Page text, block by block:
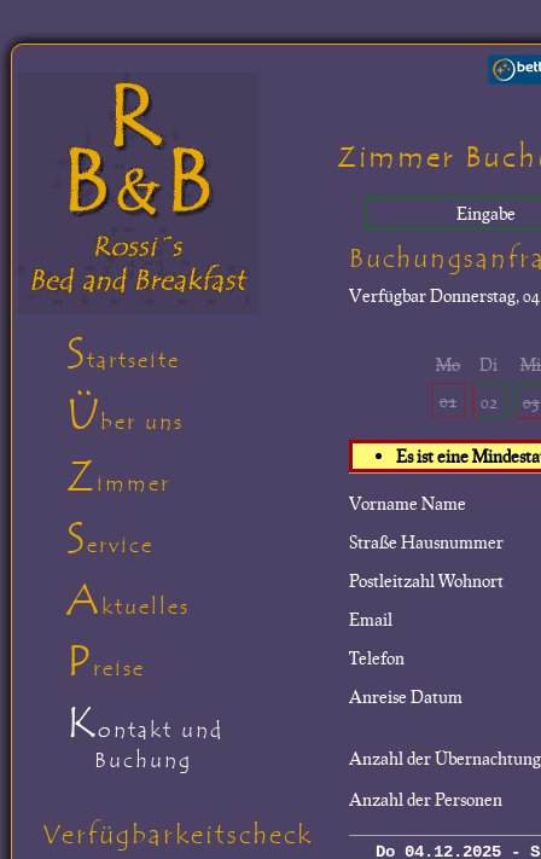
Zimmer
Eingabe
VerfügbarDonnerstag,
Mo
01
Di
02
Mi
03
Es ist eine
Vorname Name
Straße Hausnummer
Postleitzahl Wohnort
Email
Telefon
Anreise Datum
Anzahl der
Anzahl der Personen
Do 04.12.2025 -
Startseite
Über uns
Zimmer
Service
Aktuelles
Preise
Kontakt und
Buchung
Verfügbarkeitscheck